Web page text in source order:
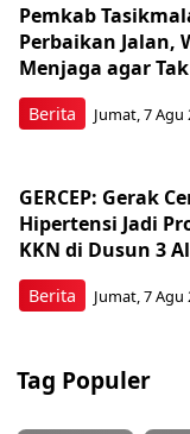
Berita
Pemkab
Perbaikan Jalan,
Menjaga agar
Jumat, 7 Agu
Berita
GERCEP: Gerak
Hipertensi Jadi
KKN di Dusun 3
Jumat, 7 Agu
Tag Populer